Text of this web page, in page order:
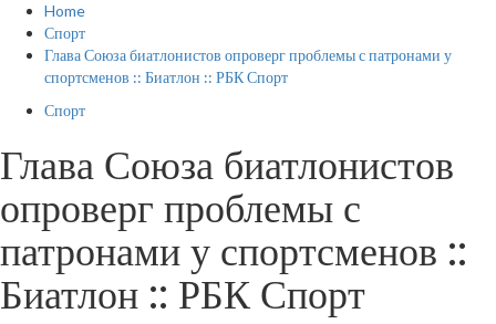
Home
Спорт
Глава Союза биатлонистов опроверг проблемы с патронами у
спортсменов :: Биатлон :: РБК Спорт
Спорт
Глава Союза биатлонистов
опроверг проблемы с
патронами у спортсменов ::
Биатлон :: РБК Спорт